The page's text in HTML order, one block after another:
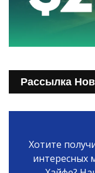
Рассылка
Хотите
интересных